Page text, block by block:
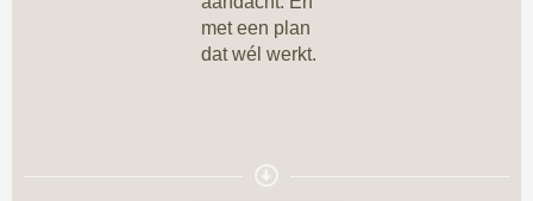
met een plan
dat wél werkt.